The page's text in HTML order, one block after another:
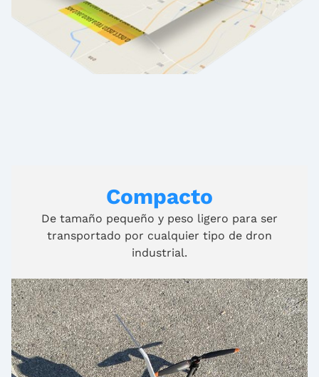
Compacto
De tamaño pequeño y peso ligero para ser
transportado por cualquier tipo de dron
industrial.